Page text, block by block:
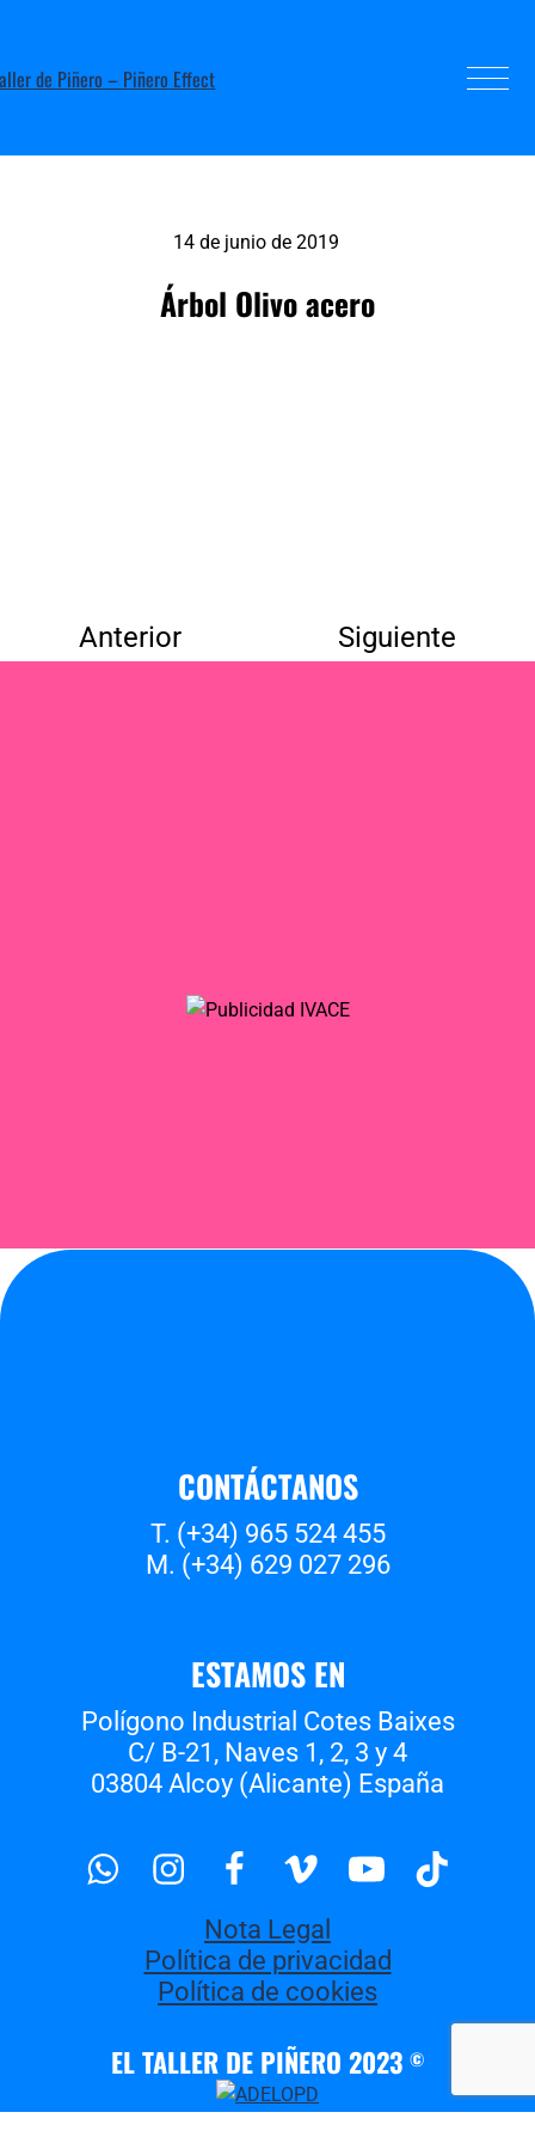
14 de junio de 2019
Árbol Olivo acero
Anterior Siguiente
CONTÁCTANOS
T. (+34) 965 524 455
M. (+34) 629 027 296
ESTAMOS EN
Polígono Industrial Cotes Baixes
C/ B-21, Naves 1, 2, 3 y 4
03804 Alcoy (Alicante) España
Whatsapp
Instagram
Facebook
VimeoYoutube
Tiktok
Nota Legal
Política de privacidad
Política de cookies
EL TALLER DE PIÑERO 2023 ©